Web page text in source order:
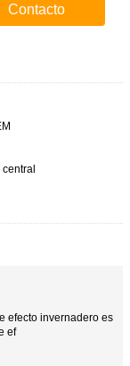
Contacto
efecto invernadero es
ef